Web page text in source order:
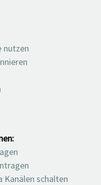
nutzen
Kanälen schalten